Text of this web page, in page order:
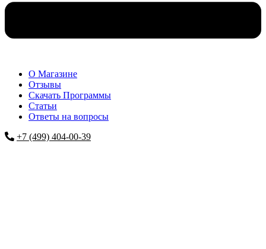
О Магазине
Отзывы
Скачать Программы
Статьи
Ответы на вопросы
+7 (499) 404-00-39